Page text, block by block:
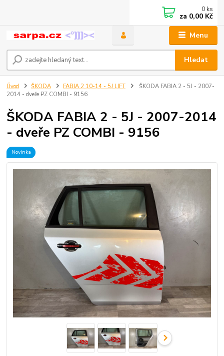
Menu
Hledat
0 ks
za 0,00 Kč
Úvod ŠKODA FABIA 2 10-14 - 5J LIFT
ŠKODA FABIA 2 - 5J - 2007-
2014 - dveře PZ COMBI - 9156
ŠKODA FABIA 2 - 5J - 2007-2014
- dveře PZ COMBI - 9156
Novinka